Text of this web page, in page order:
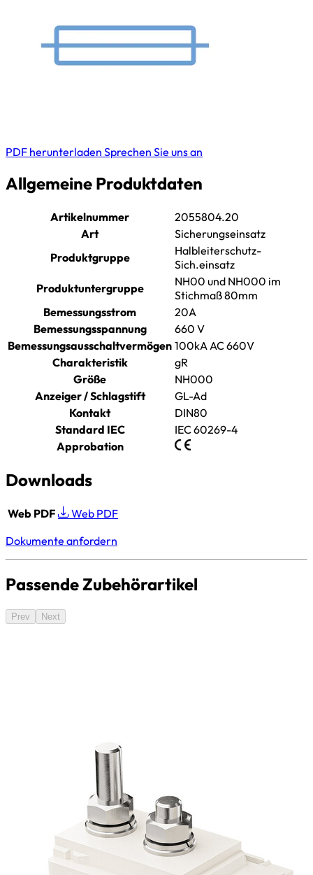
PDF herunterladen Sprechen Sie uns an
Allgemeine Produktdaten
Artikelnummer
2055804.20
Art
Sicherungseinsatz
Produktgruppe
Halbleiterschutz-
Sich.einsatz
Produktuntergruppe
NH00 und NH000 im
Stichmaß 80mm
Bemessungsstrom
20A
Bemessungsspannung
660 V
Bemessungsausschaltvermögen 100kA AC 660V
Charakteristik
gR
Größe
NH000
Anzeiger / Schlagstift
GL-Ad
Kontakt
DIN80
Standard IEC
IEC 60269-4
Approbation
Downloads
Web PDF
Web PDF
Dokumente anfordern
Passende Zubehörartikel
Prev Next